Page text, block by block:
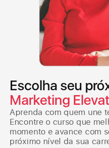
Escolha seu
Marketing
Aprenda com quem une
Encontre o curso que
momento e avance com
próximo nível da sua